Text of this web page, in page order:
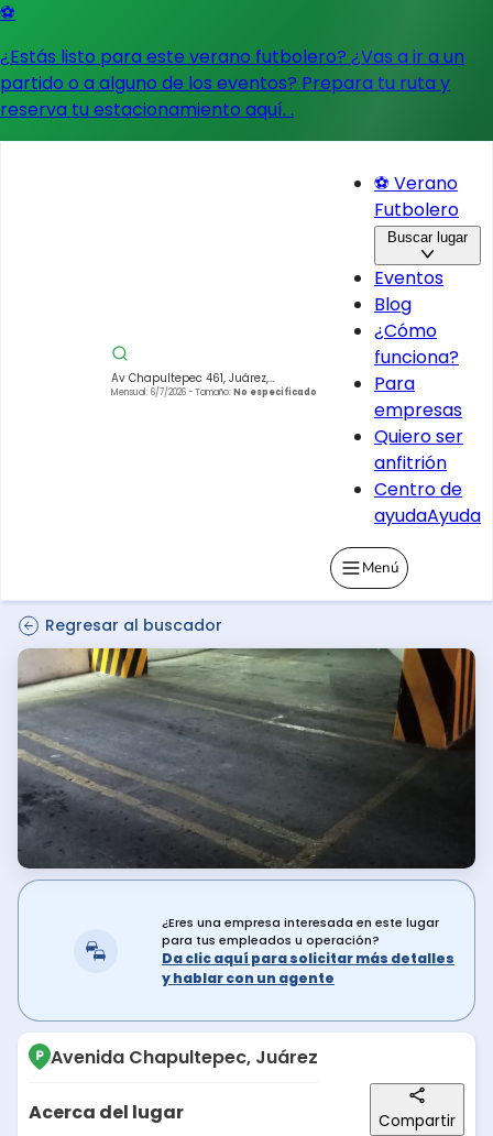
⚽
¿Estás listo para este verano futbolero? ¿Vas a ir a un
partido o a alguno de los eventos? Prepara tu ruta y
reserva tu estacionamiento aquí. .
Av Chapultepec 461, Juárez,
Cuauhtémoc, 06600 Ciudad de
Mensual: 6/7/2026- Tamaño: No especificado
⚽ Verano
Futbolero
Buscar lugar
Eventos
Blog
¿Cómo
funciona?
Para
empresas
Quiero ser
anfitrión
Centro de
ayudaAyuda
Menú
Regresar al buscador
¿Eres una empresa interesada en este lugar
para tus empleados u operación?
Da clic aquí para solicitar más detalles
y hablar con un agente
Avenida Chapultepec, Juárez
Acerca del lugar Compartir